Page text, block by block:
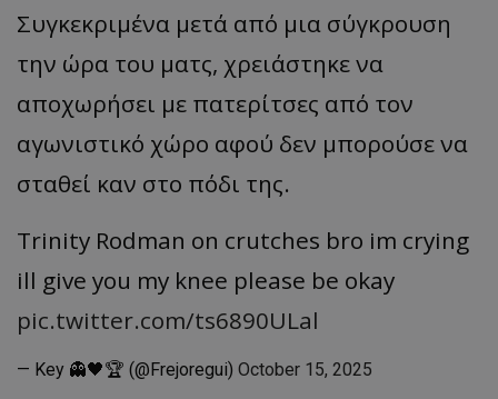
Συγκεκριμένα μετά από μια σύγκρουση
την ώρα του ματς, χρειάστηκε να
αποχωρήσει με πατερίτσες από τον
αγωνιστικό χώρο αφού δεν μπορούσε να
σταθεί καν στο πόδι της.
Trinity Rodman on crutches bro im crying
ill give you my knee please be okay
pic.twitter.com/ts6890ULal
— Key 👻🖤🏆 (@Frejoregui) October 15, 2025